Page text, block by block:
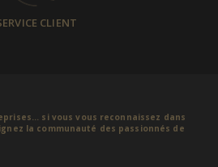
CLIENT
si vous vous reconnaissez dans
la communauté des passionnés de